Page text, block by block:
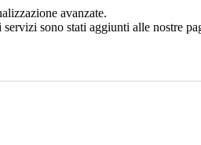
avanzate.
sono stati aggiunti alle nostre